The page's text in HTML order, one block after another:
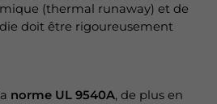
(thermal runaway) et de
doit être rigoureusement
norme UL 9540A, de plus en